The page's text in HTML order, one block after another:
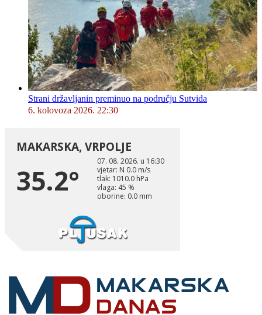
Strani državljanin preminuo na području Sutvida
6. kolovoza 2026. 22:30